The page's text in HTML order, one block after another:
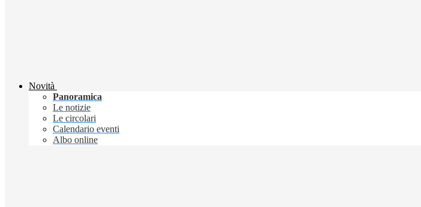
Novità
Panoramica
Le notizie
Le circolari
Calendario eventi
Albo online